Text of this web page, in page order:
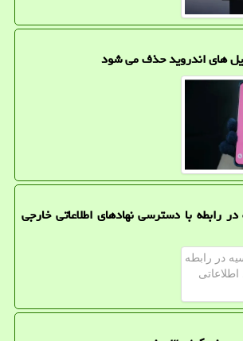
های اندروید حذف می شود
در رابطه با دسترسی نهادهای اطلاعاتی خارجی